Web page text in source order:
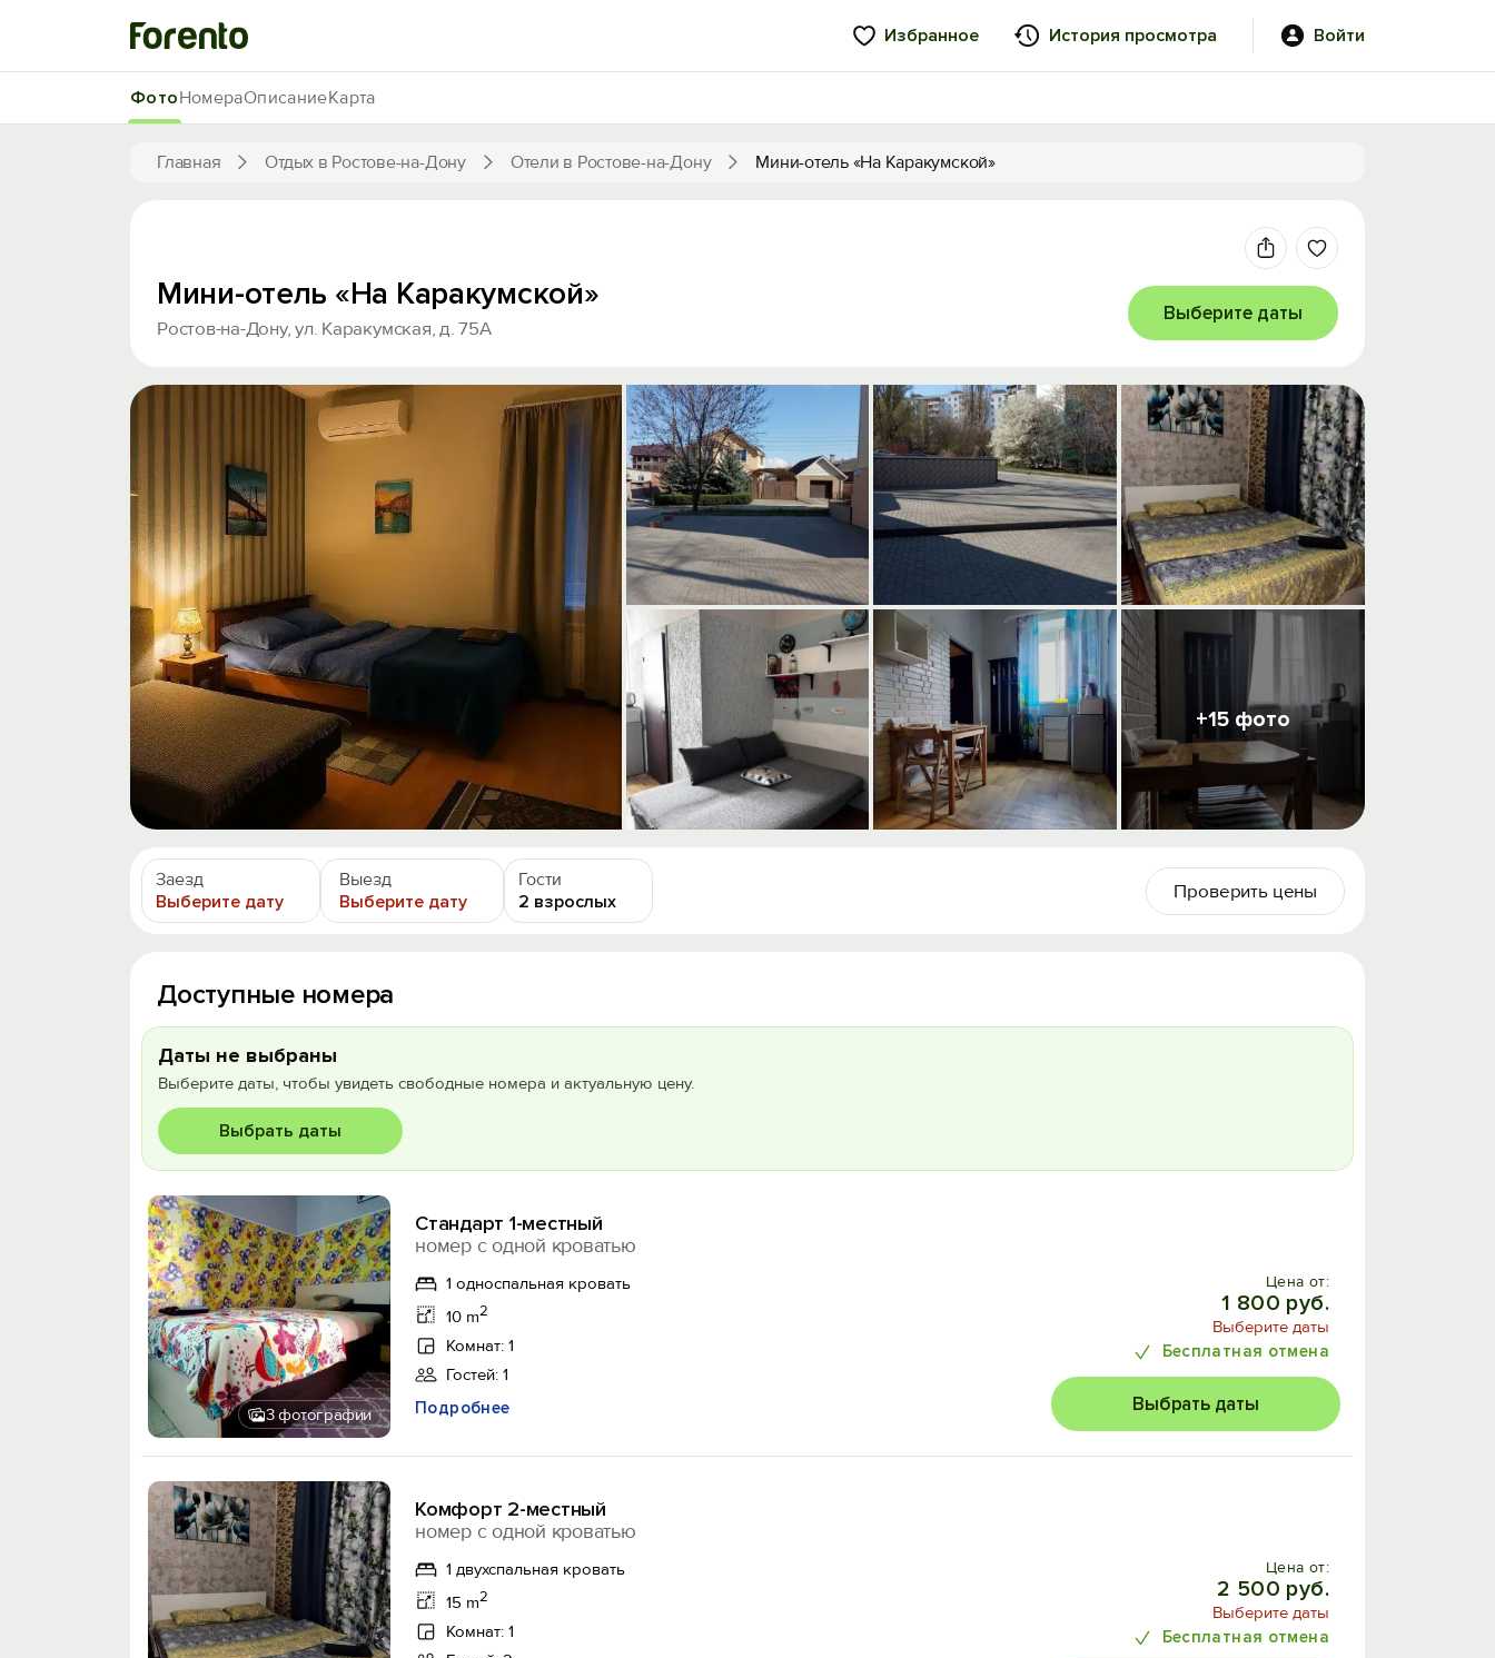
Избранное История просмотра Войти
Главная Отдых в Ростове-на-Дону Отели в Ростове-на-Дону Мини-отель «На Каракумской»
ФотоНомераОписаниеКарта
+15 фото
Мини-отель «На Каракумской»
Ростов-на-Дону, ул. Каракумская, д. 75А
Выберите даты
Заезд
Выберите дату
Выезд
Выберите дату
Гости
2 взрослых
Проверить цены
Доступные номера
Даты не выбраны
Выберите даты, чтобы увидеть свободные номера и актуальную цену.
Выбрать даты
3 фотографии
Стандарт 1-местный
номер с одной кроватью
1 односпальная кровать
10 m2
Комнат: 1
Гостей: 1
Подробнее
Цена от:
1 800 руб.
Выберите даты
Бесплатная отмена
Выбрать даты
Комфорт 2-местный
номер с одной кроватью
1 двухспальная кровать
15 m2
Комнат: 1
Цена от:
2 500 руб.
Выберите даты
Бесплатная отмена